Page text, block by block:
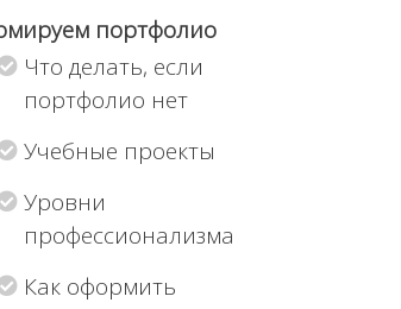
портфолио
Что делать, если
портфолио нет
Учебные проекты
Уровни
профессионализма
Как оформить